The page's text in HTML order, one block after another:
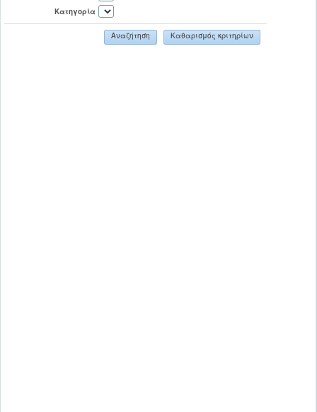
Κατηγορία
Αναζήτηση Καθαρισμός κριτηρίων